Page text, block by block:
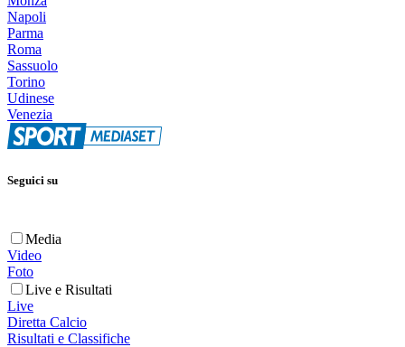
Napoli
Parma
Roma
Sassuolo
Torino
Udinese
Venezia
Seguici su
Media
Video
Foto
Live e Risultati
Live
Diretta Calcio
Risultati e Classifiche